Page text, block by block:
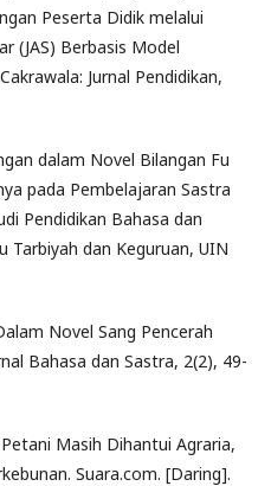
Peserta Didik melalui
(JAS) Berbasis Model
Jurnal Pendidikan,
dalam Novel Bilangan Fu
pada Pembelajaran Sastra
Pendidikan Bahasa dan
Tarbiyah dan Keguruan, UIN
Novel Sang Pencerah
Bahasa dan Sastra, 2(2), 49-
Masih Dihantui Agraria,
Suara.com. [Daring].